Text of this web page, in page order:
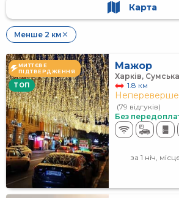
Карта
Менше 2 км ✕
МИТТЄВЕ
ПІДТВЕРДЖЕННЯ
TOП
Мажор
Харків,
1.8 км
(79 відгуків)
Без
за 1 ніч,